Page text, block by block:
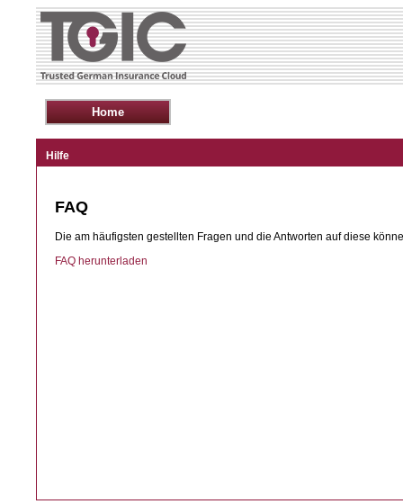
Hilfe
FAQ
Die am häufigsten gestellten Fragen und die Antworten auf diese
FAQ herunterladen